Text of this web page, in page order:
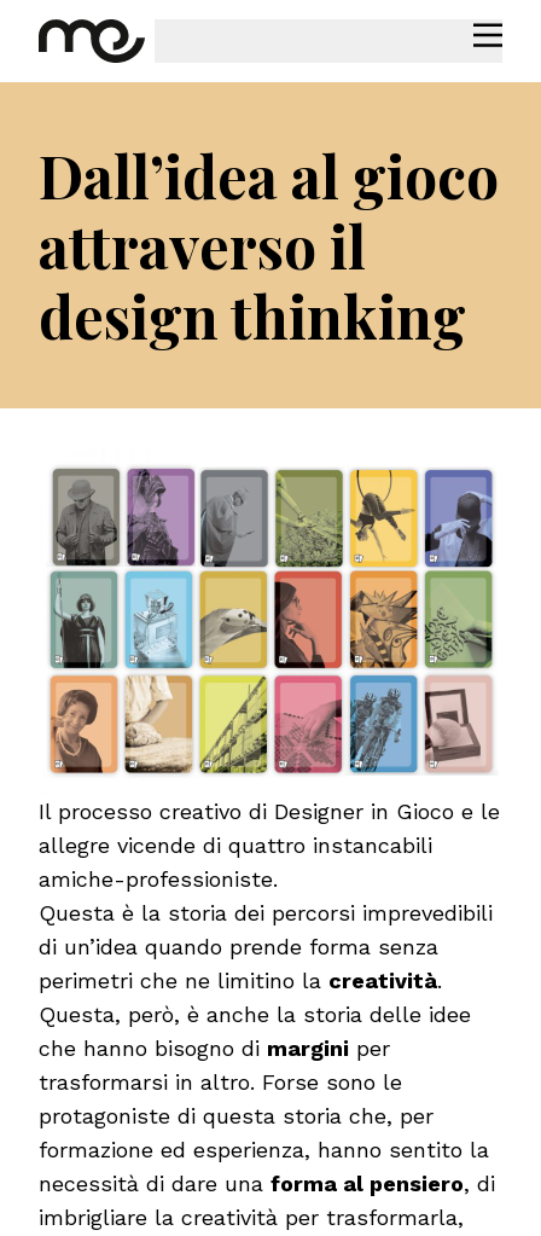
Dall’idea al gioco
attraverso il
design thinking
Il processo creativo di Designer in Gioco e le
allegre vicende di quattro instancabili
amiche-professioniste.
Questa è la storia dei percorsi imprevedibili
di un’idea quando prende forma senza
perimetri che ne limitino la creatività.
Questa, però, è anche la storia delle idee
che hanno bisogno di margini per
trasformarsi in altro. Forse sono le
protagoniste di questa storia che, per
formazione ed esperienza, hanno sentito la
necessità di dare una forma al pensiero, di
imbrigliare la creatività per trasformarla,